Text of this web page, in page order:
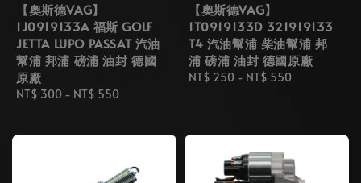
【奧斯德VAG】
1J0919133A 福斯 GOLF
JETTA LUPO PASSAT 汽油
幫浦 邦浦 磅浦 油封 德國
原廠
Regular
NT$ 300 - NT$ 550
【奧斯德VAG】
1T0919133D 321919133
T4 汽油幫浦 柴油幫浦 邦
浦 磅浦 油封 德國原廠
Regular
NT$ 250 - NT$ 550